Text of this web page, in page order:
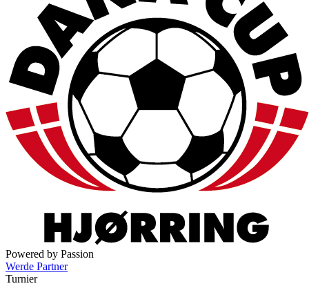
Powered by Passion
Werde Partner
Turnier